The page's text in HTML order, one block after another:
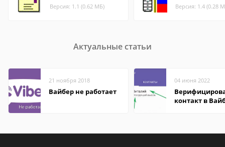
Версия: 1.1 (0.62 МБ) Версия: 1.4 (0.28
Актуальные статьи
21 ноября 2018
Вайбер не работает
04 июня 2022
контакт в